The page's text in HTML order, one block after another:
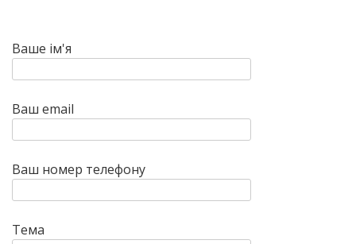
Ваше ім'я
Ваш email
Ваш номер телефону
Тема